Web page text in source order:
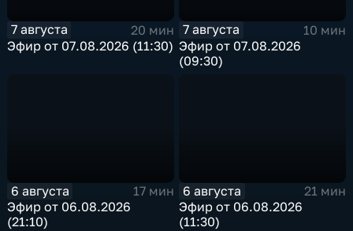
7 августа
20 мин
Эфир от 07.08.2026 (11:30)
7 августа
10 мин
Эфир от 07.08.2026
(09:30)
6 августа
17 мин
Эфир от 06.08.2026
(21:10)
6 августа
21 мин
Эфир от 06.08.2026
(11:30)